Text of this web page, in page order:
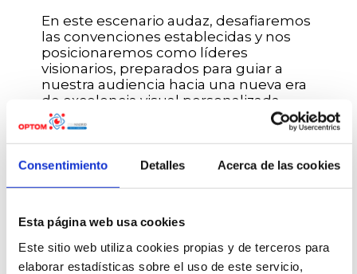
Consentimiento Detalles Acerca de las cookies
Esta página web usa cookies
Este sitio web utiliza cookies propias y de terceros para
elaborar estadísticas sobre el uso de este servicio,
En este escenario audaz, desafiaremos
las convenciones establecidas y nos
posicionaremos como líderes
visionarios, preparados para guiar a
nuestra audiencia hacia una nueva era
de excelencia visual personalizada.
¡Únete a nosotros en este
emocionante viaje hacia el futuro de la
óptica!.
Participantes